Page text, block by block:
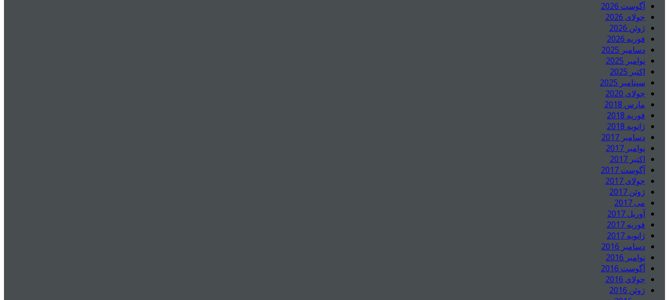
آگوست 2026
جولای 2026
ژوئن 2026
فوریه 2026
دسامبر 2025
نوامبر 2025
اکتبر 2025
سپتامبر 2025
جولای 2020
مارس 2018
فوریه 2018
ژانویه 2018
دسامبر 2017
نوامبر 2017
اکتبر 2017
آگوست 2017
جولای 2017
ژوئن 2017
می 2017
آوریل 2017
فوریه 2017
ژانویه 2017
دسامبر 2016
نوامبر 2016
آگوست 2016
جولای 2016
ژوئن 2016